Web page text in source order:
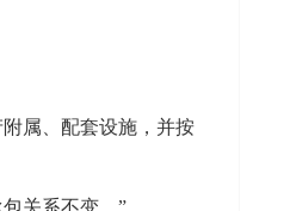
属、配套设施，并按
关系不变。”